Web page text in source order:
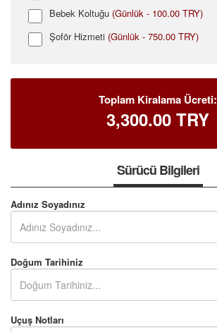
Bebek Koltuğu (Günlük - 100.00 TRY)
Şoför Hizmeti (Günlük - 750.00 TRY)
Toplam Kiralama Ücreti:
3,300.00 TRY
Sürücü Bilgileri
Adınız Soyadınız
Doğum Tarihiniz
Uçuş Notları